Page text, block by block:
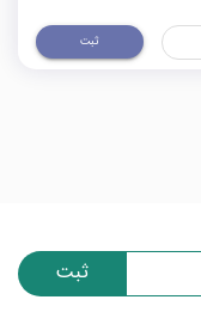
ثبت
ثبت